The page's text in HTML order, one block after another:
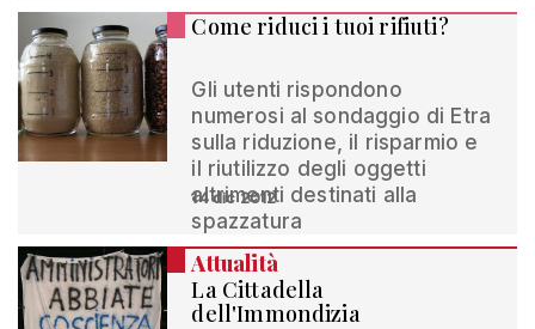
Come riduci i tuoi rifiuti?
Gli utenti rispondono
numerosi al sondaggio di Etra
sulla riduzione, il risparmio e
il riutilizzo degli oggetti
altrimenti destinati alla
spazzatura
14 dic 2012
Attualità
La Cittadella
dell'Immondizia